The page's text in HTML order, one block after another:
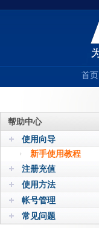
首页
帮助中心
使用向导
新手使用教程
注册充值
使用方法
帐号管理
常见问题